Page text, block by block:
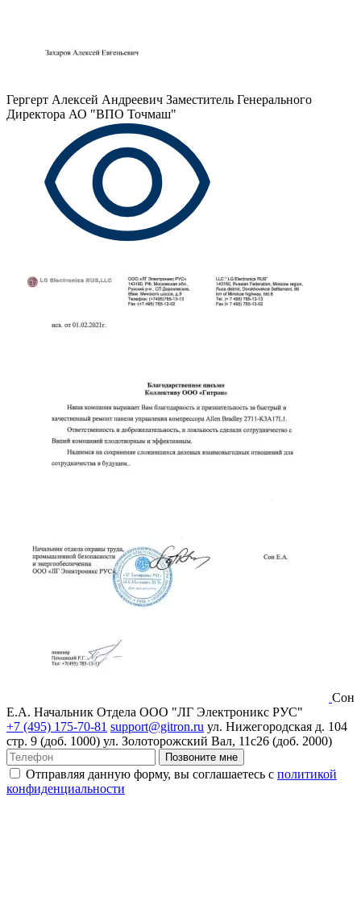
Гергерт Алексей Андреевич Заместитель Генерального
Директора АО "ВПО Точмаш"
Сон
Е.А. Начальник Отдела ООО "ЛГ Электроникс РУС"
+7 (495) 175-70-81 support@gitron.ru ул. Нижегородская д. 104
стр. 9 (доб. 1000) ул. Золоторожский Вал, 11с26 (доб. 2000)
Позвоните мне
Отправляя данную форму, вы соглашаетесь с политикой
конфиденциальности